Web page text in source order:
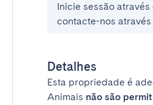
Inicie sessão
contacte-nos
Detalhes
Esta propriedade é
Animais não são